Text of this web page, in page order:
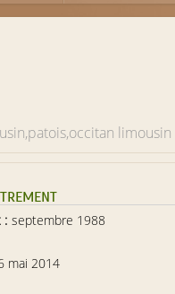
limousin
: septembre 1988
mai 2014